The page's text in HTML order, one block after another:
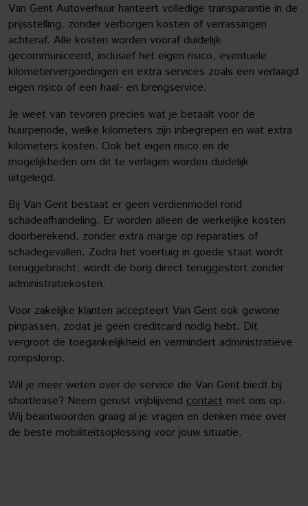
Van Gent Autoverhuur hanteert volledige transparantie in de
prijsstelling, zonder verborgen kosten of verrassingen
achteraf. Alle kosten worden vooraf duidelijk
gecommuniceerd, inclusief het eigen risico, eventuele
kilometervergoedingen en extra services zoals een verlaagd
eigen risico of een haal- en brengservice.
Je weet van tevoren precies wat je betaalt voor de
huurperiode, welke kilometers zijn inbegrepen en wat extra
kilometers kosten. Ook het eigen risico en de
mogelijkheden om dit te verlagen worden duidelijk
uitgelegd.
Bij Van Gent bestaat er geen verdienmodel rond
schadeafhandeling. Er worden alleen de werkelijke kosten
doorberekend, zonder extra marge op reparaties of
schadegevallen. Zodra het voertuig in goede staat wordt
teruggebracht, wordt de borg direct teruggestort zonder
administratiekosten.
Voor zakelijke klanten accepteert Van Gent ook gewone
pinpassen, zodat je geen creditcard nodig hebt. Dit
vergroot de toegankelijkheid en vermindert administratieve
rompslomp.
Wil je meer weten over de service die Van Gent biedt bij
shortlease? Neem gerust vrijblijvend contact met ons op.
Wij beantwoorden graag al je vragen en denken mee over
de beste mobiliteitsoplossing voor jouw situatie.